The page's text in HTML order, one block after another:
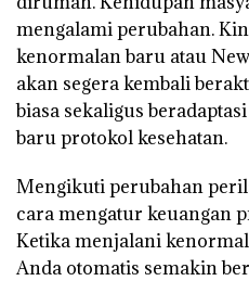
mengalami perubahan.
kenormalan baru atau
akan segera kembali
biasa sekaligus
baru protokol kesehatan.
Mengikuti perubahan
cara mengatur keuangan
Ketika menjalani
Anda otomatis semakin